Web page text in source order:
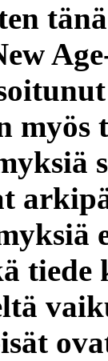
myös
tiede